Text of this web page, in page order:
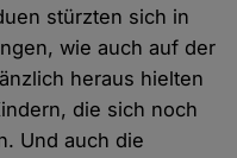
stürzten sich in
wie auch auf der
heraus hielten
die sich noch
Und auch die